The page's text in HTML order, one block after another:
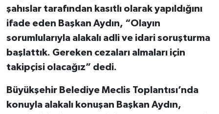
şahıslar tarafından kasıtlı olarak yapıldığını
ifade eden Başkan Aydın, “Olayın
sorumlularıyla alakalı adli ve idari soruşturma
başlattık. Gereken cezaları almaları için
takipçisi olacağız” dedi.
Büyükşehir Belediye Meclis Toplantısı’nda
konuyla alakalı konuşan Başkan Aydın,